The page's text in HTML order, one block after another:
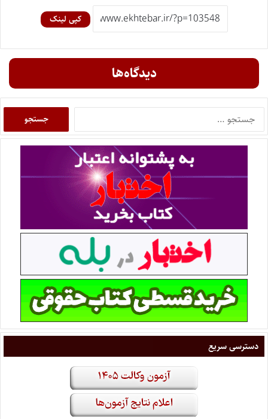
کپی لینک
دیدگاه‌ها
دسترسی سریع